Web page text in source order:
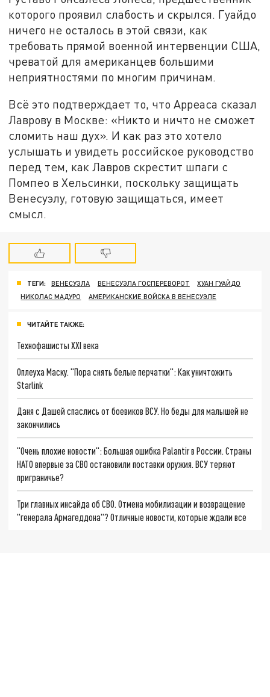
которого проявил слабость и скрылся. Гуайдо
ничего не осталось в этой связи, как
требовать прямой военной интервенции США,
чреватой для американцев большими
неприятностями по многим причинам.
Всё это подтверждает то, что Арреаса сказал
Лаврову в Москве: «Никто и ничто не сможет
сломить наш дух». И как раз это хотело
услышать и увидеть российское руководство
перед тем, как Лавров скрестит шпаги с
Помпео в Хельсинки, поскольку защищать
Венесуэлу, готовую защищаться, имеет
смысл.
ТЕГИ: ВЕНЕСУЭЛА ВЕНЕСУЭЛА ГОСПЕРЕВОРОТ
ХУАН ГУАЙДО
НИКОЛАС МАДУРО
АМЕРИКАНСКИЕ ВОЙСКА В ВЕНЕСУЭЛЕ
ЧИТАЙТЕ ТАКЖЕ:
Технофашисты XXI века
Оплеуха Маску. "Пора снять белые перчатки": Как уничтожить
Starlink
Даня с Дашей спаслись от боевиков ВСУ. Но беды для малышей не
закончились
"Очень плохие новости": Большая ошибка Palantir в России. Страны
НАТО впервые за СВО остановили поставки оружия. ВСУ теряют
приграничье?
Три главных инсайда об СВО. Отмена мобилизации и возвращение
"генерала Армагеддона"? Отличные новости, которые ждали все